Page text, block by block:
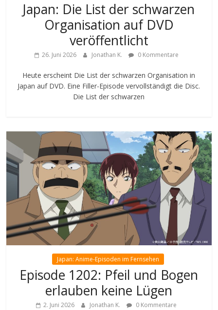
Japan: Die List der schwarzen
Organisation auf DVD
veröffentlicht
26. Juni 2026 Jonathan K. 0 Kommentare
Heute erscheint Die List der schwarzen Organisation in
Japan auf DVD. Eine Filler-Episode vervollständigt die Disc.
Die List der schwarzen
Japan: Anime-Episoden im Fernsehen
Episode 1202: Pfeil und Bogen
erlauben keine Lügen
2. Juni 2026 Jonathan K. 0 Kommentare